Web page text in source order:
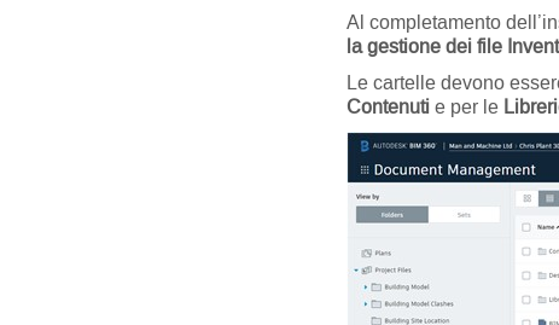
Al completamento
la gestione dei file
Le cartelle devono
Contenutie per le